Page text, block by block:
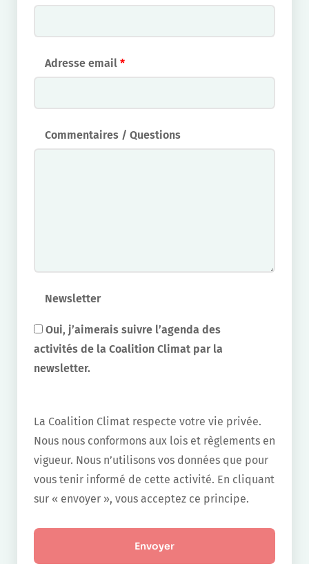
Adresse email *
Commentaires / Questions
Newsletter
Oui, j’aimerais suivre l’agenda des
activités de la Coalition Climat par la
newsletter.
La Coalition Climat respecte votre vie privée.
Nous nous conformons aux lois et règlements en
vigueur. Nous n’utilisons vos données que pour
vous tenir informé de cette activité. En cliquant
sur « envoyer », vous acceptez ce principe.